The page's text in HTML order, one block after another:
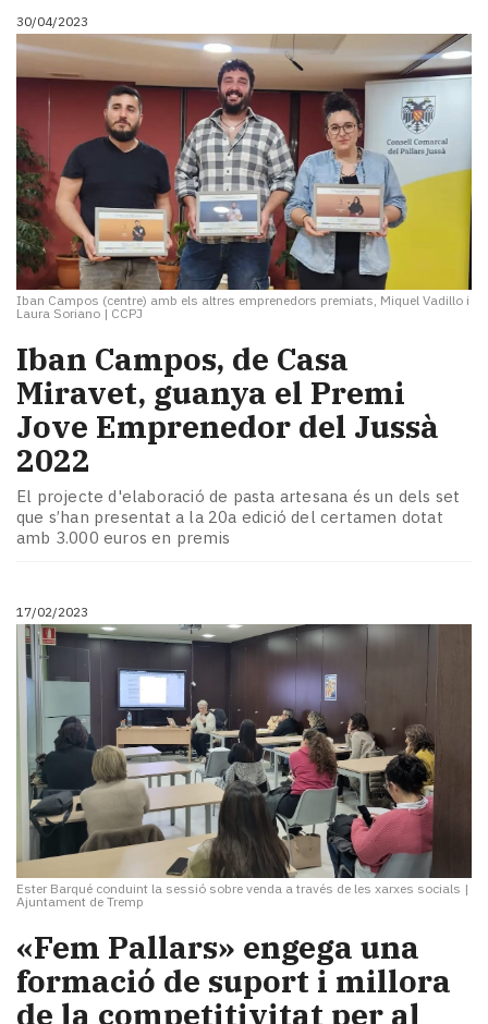
30/04/2023
Iban Campos (centre) amb els altres emprenedors premiats, Miquel Vadillo i
Laura Soriano | CCPJ
Iban Campos, de Casa
Miravet, guanya el Premi
Jove Emprenedor del Jussà
2022
El projecte d'elaboració de pasta artesana és un dels set
que s’han presentat a la 20a edició del certamen dotat
amb 3.000 euros en premis
17/02/2023
Ester Barqué conduint la sessió sobre venda a través de les xarxes socials |
Ajuntament de Tremp
«Fem Pallars» engega una
formació de suport i millora
de la competitivitat per al